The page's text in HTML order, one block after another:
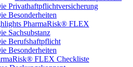
Privathaftpflichtversicherung
Besonderheiten
PharmaRisk® FLEX
Sachsubstanz
Berufshaftpflicht
Besonderheiten
FLEX Checkliste